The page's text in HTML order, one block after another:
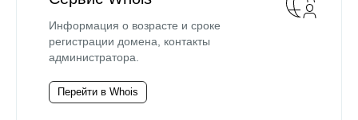
Информация о возрасте и сроке
регистрации домена, контакты
администратора.
Перейти в Whois